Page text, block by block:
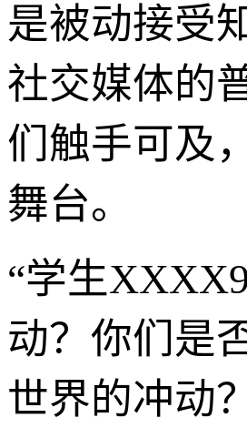
是被动接受
社交媒体的
们触手可及
舞台。
“学生
动？你们是
世界的冲动